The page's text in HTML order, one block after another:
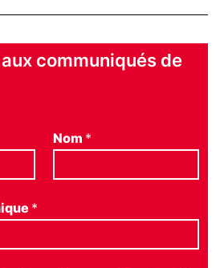
communiqués de
Nom *
*